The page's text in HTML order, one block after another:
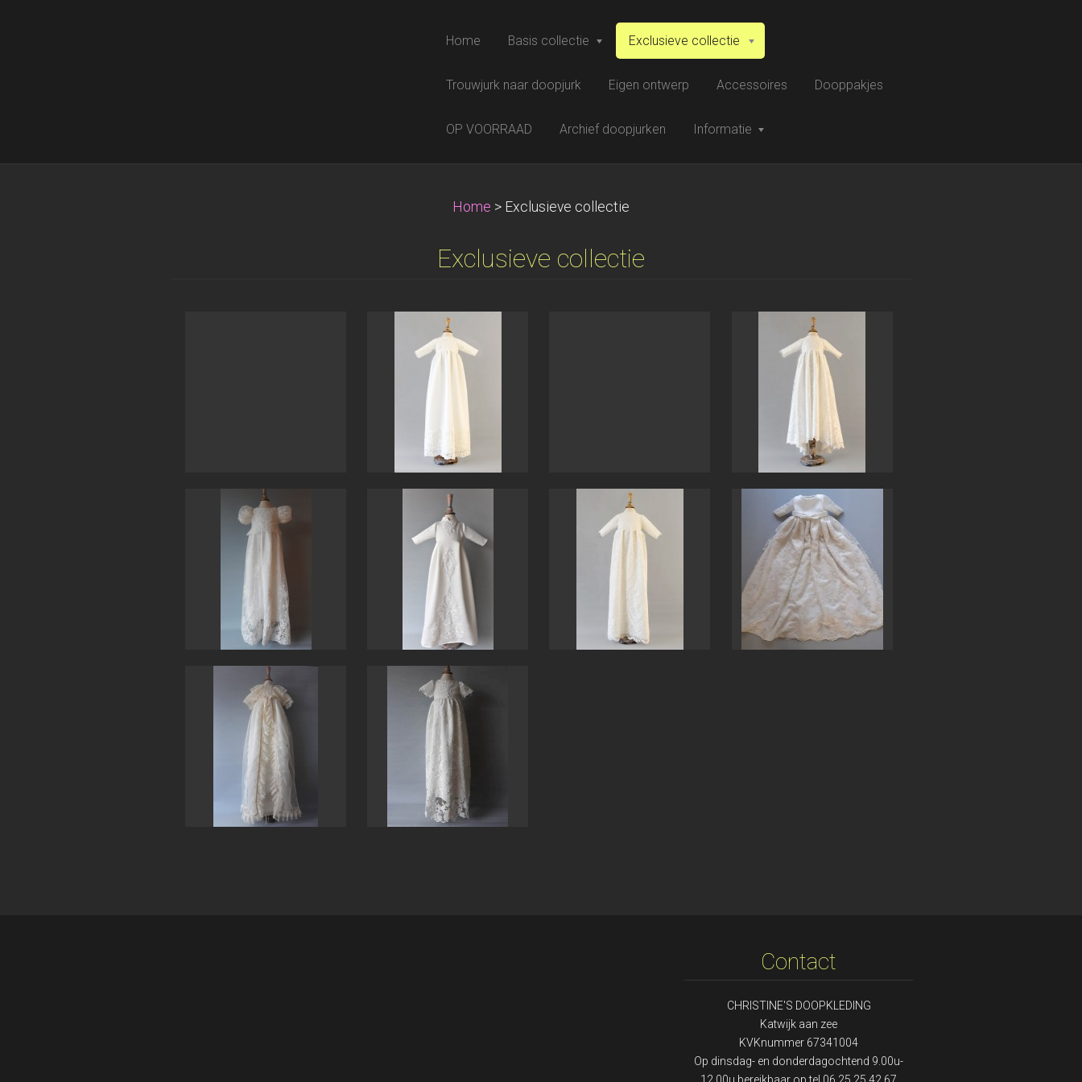
Home Basis collectie Exclusieve collectie
Trouwjurk naar doopjurk Eigen ontwerp Accessoires Dooppakjes
OP VOORRAAD Archief doopjurken Informatie
Home > Exclusieve collectie
Exclusieve collectie
Contact
CHRISTINE'S DOOPKLEDING
Katwijk aan zee
KVKnummer 67341004
Op dinsdag- en donderdagochtend 9.00u-